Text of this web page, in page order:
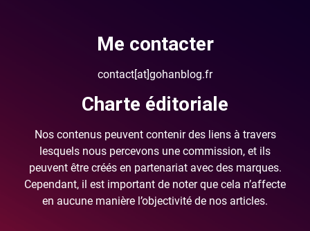
Me contacter
contact[at]gohanblog.fr
Charte éditoriale
Nos contenus peuvent contenir des liens à travers
lesquels nous percevons une commission, et ils
peuvent être créés en partenariat avec des marques.
Cependant, il est important de noter que cela n’affecte
en aucune manière l’objectivité de nos articles.